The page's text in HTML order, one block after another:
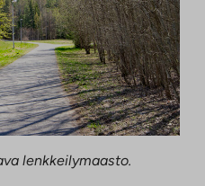
lenkkeilymaasto.